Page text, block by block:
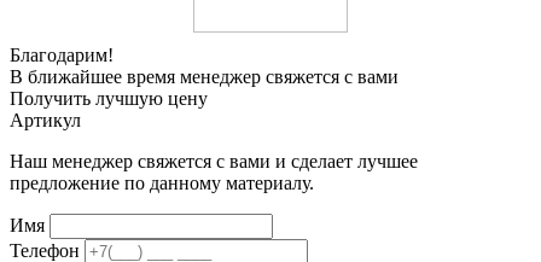
Благодарим!
В ближайшее время менеджер свяжется с вами
Получить лучшую цену
Артикул
Наш менеджер свяжется с вами и сделает лучшее
предложение по данному материалу.
Имя
Телефон